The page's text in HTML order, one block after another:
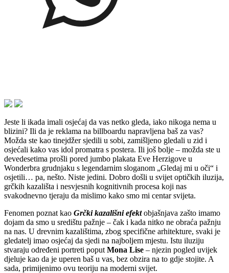
Jeste li ikada imali osjećaj da vas netko gleda, iako nikoga nema u
blizini? Ili da je reklama na billboardu napravljena baš za vas?
Možda ste kao tinejdžer sjedili u sobi, zamišljeno gledali u zid i
osjećali kako vas idol promatra s postera. Ili još bolje – možda ste u
devedesetima prošli pored jumbo plakata Eve Herzigove u
Wonderbra grudnjaku s legendarnim sloganom „Gledaj mi u oči“ i
osjetili… pa, nešto. Niste jedini. Dobro došli u svijet optičkih iluzija,
grčkih kazališta i nesvjesnih kognitivnih procesa koji nas
svakodnevno tjeraju da mislimo kako smo mi centar svijeta.
Fenomen poznat kao Grčki kazališni efekt objašnjava zašto imamo
dojam da smo u središtu pažnje – čak i kada nitko ne obraća pažnju
na nas. U drevnim kazalištima, zbog specifične arhitekture, svaki je
gledatelj imao osjećaj da sjedi na najboljem mjestu. Istu iluziju
stvaraju određeni portreti poput Mona Lise – njezin pogled uvijek
djeluje kao da je uperen baš u vas, bez obzira na to gdje stojite. A
sada, primijenimo ovu teoriju na moderni svijet.